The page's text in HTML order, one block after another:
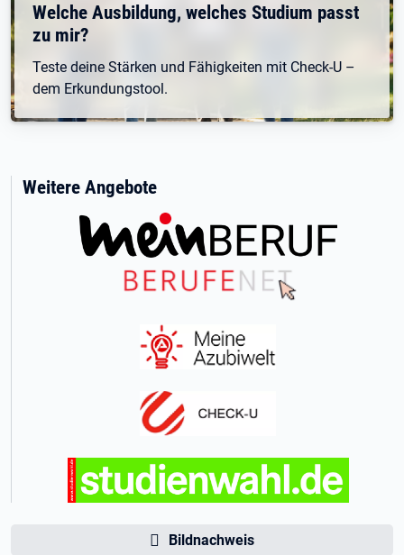
Welche Ausbildung, welches Studium passt
zu mir?
Teste deine Stärken und Fähigkeiten mit Check-U –
dem Erkundungstool.
Weitere Angebote
Bildnachweis